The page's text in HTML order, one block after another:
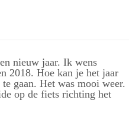
nieuw jaar. Ik wens
2018. Hoe kan je het jaar
gaan. Het was mooi weer.
op de fiets richting het